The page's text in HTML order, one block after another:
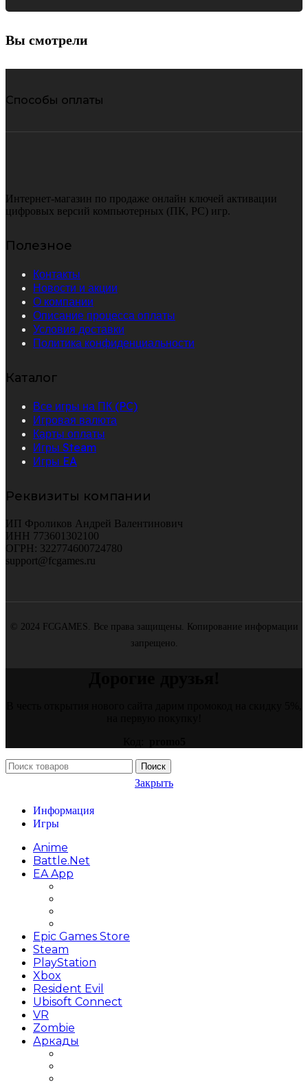
Вы смотрели
Способы оплаты
Интернет-магазин по продаже онлайн ключей активации
цифровых версий компьютерных (ПК, PC) игр.
Полезное
Контакты
Новости и акции
О компании
Описание процесса оплаты
Условия доставки
Политика конфиденциальности
Каталог
Все игры на ПК (PC)
Игровая валюта
Карты оплаты
Игры Steam
Игры EA
Реквизиты компании
ИП Фроликов Андрей Валентинович
ИНН 773601302100
ОГРН: 322774600724780
support@fcgames.ru
© 2024 FCGAMES. Все права защищены. Копирование информации
запрещено.
Поиск
Закрыть
Информация
Игры
Anime
Battle.net
EA App
Epic Games Store
Steam
PlayStation
Xbox
Resident Evil
Ubisoft Connect
VR
Zombie
Аркады